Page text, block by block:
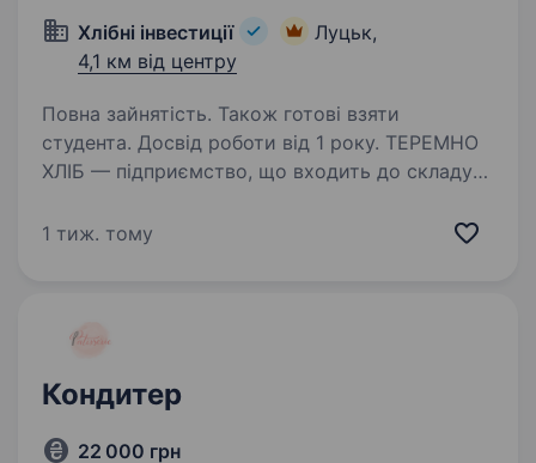
Хлібні інвестиції
Луцьк,
4,1 км від центру
Повна зайнятість. Також готові взяти
студента. Досвід роботи від 1 року. ТЕРЕМНО
ХЛІБ — підприємство, що входить до складу
«Хлібні інвестиції» (виробництво
1 тиж. тому
Кондитер
22 000 грн